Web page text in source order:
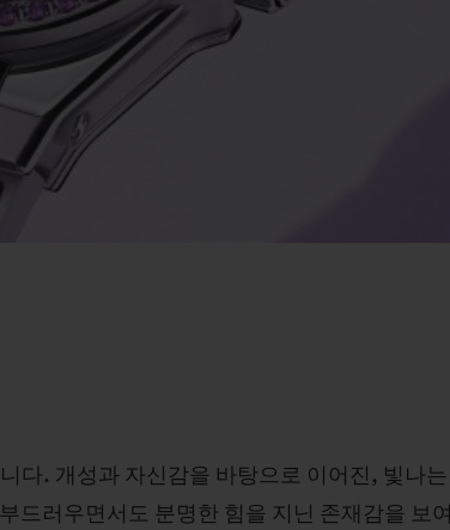
다. 개성과 자신감을 바탕으로 이어진, 빛나는
드러우면서도 분명한 힘을 지닌 존재감을 보여
티크 검색